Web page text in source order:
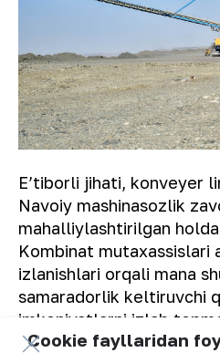
Eʼtiborli jihati, konveyer
Navoiy mashinasozlik
mahalliylashtirilgan
Kombinat mutaxassislari
izlanishlari orqali mana
samaradorlik keltiruvchi
imkoniyatlarni izlab
davom etmoqda.
Cookie fayllaridan